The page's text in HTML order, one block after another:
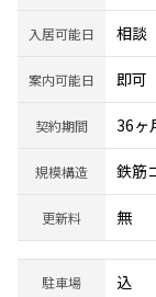
入居可能日 相談
案内可能日 即可
契約期間 36ヶ
規模構造 鉄筋
更新料 無
駐車場 込